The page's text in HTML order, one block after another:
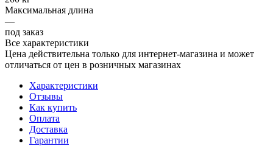
Максимальная длина
—
под заказ
Все характеристики
Цена действительна только для интернет-магазина и может
отличаться от цен в розничных магазинах
Характеристики
Отзывы
Как купить
Оплата
Доставка
Гарантии